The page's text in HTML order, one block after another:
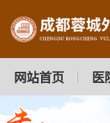
网站首页 医